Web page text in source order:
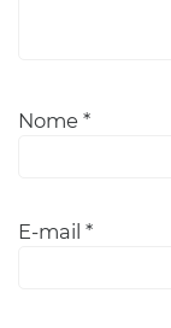
Nome *
E-mail *